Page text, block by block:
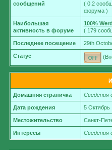
сообщений
( 0.2
форума )
Наибольшая
активность в форуме
100%
( 179
Последнее посещение 29th
Статус
Домашняя страничка
Дата рождения 5 Октябрь
Местожительство Санкт-
Интересы